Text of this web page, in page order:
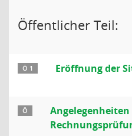
Öffentlicher Teil:
Ö 1 Eröffnung der
Ö
Angelegenheiten